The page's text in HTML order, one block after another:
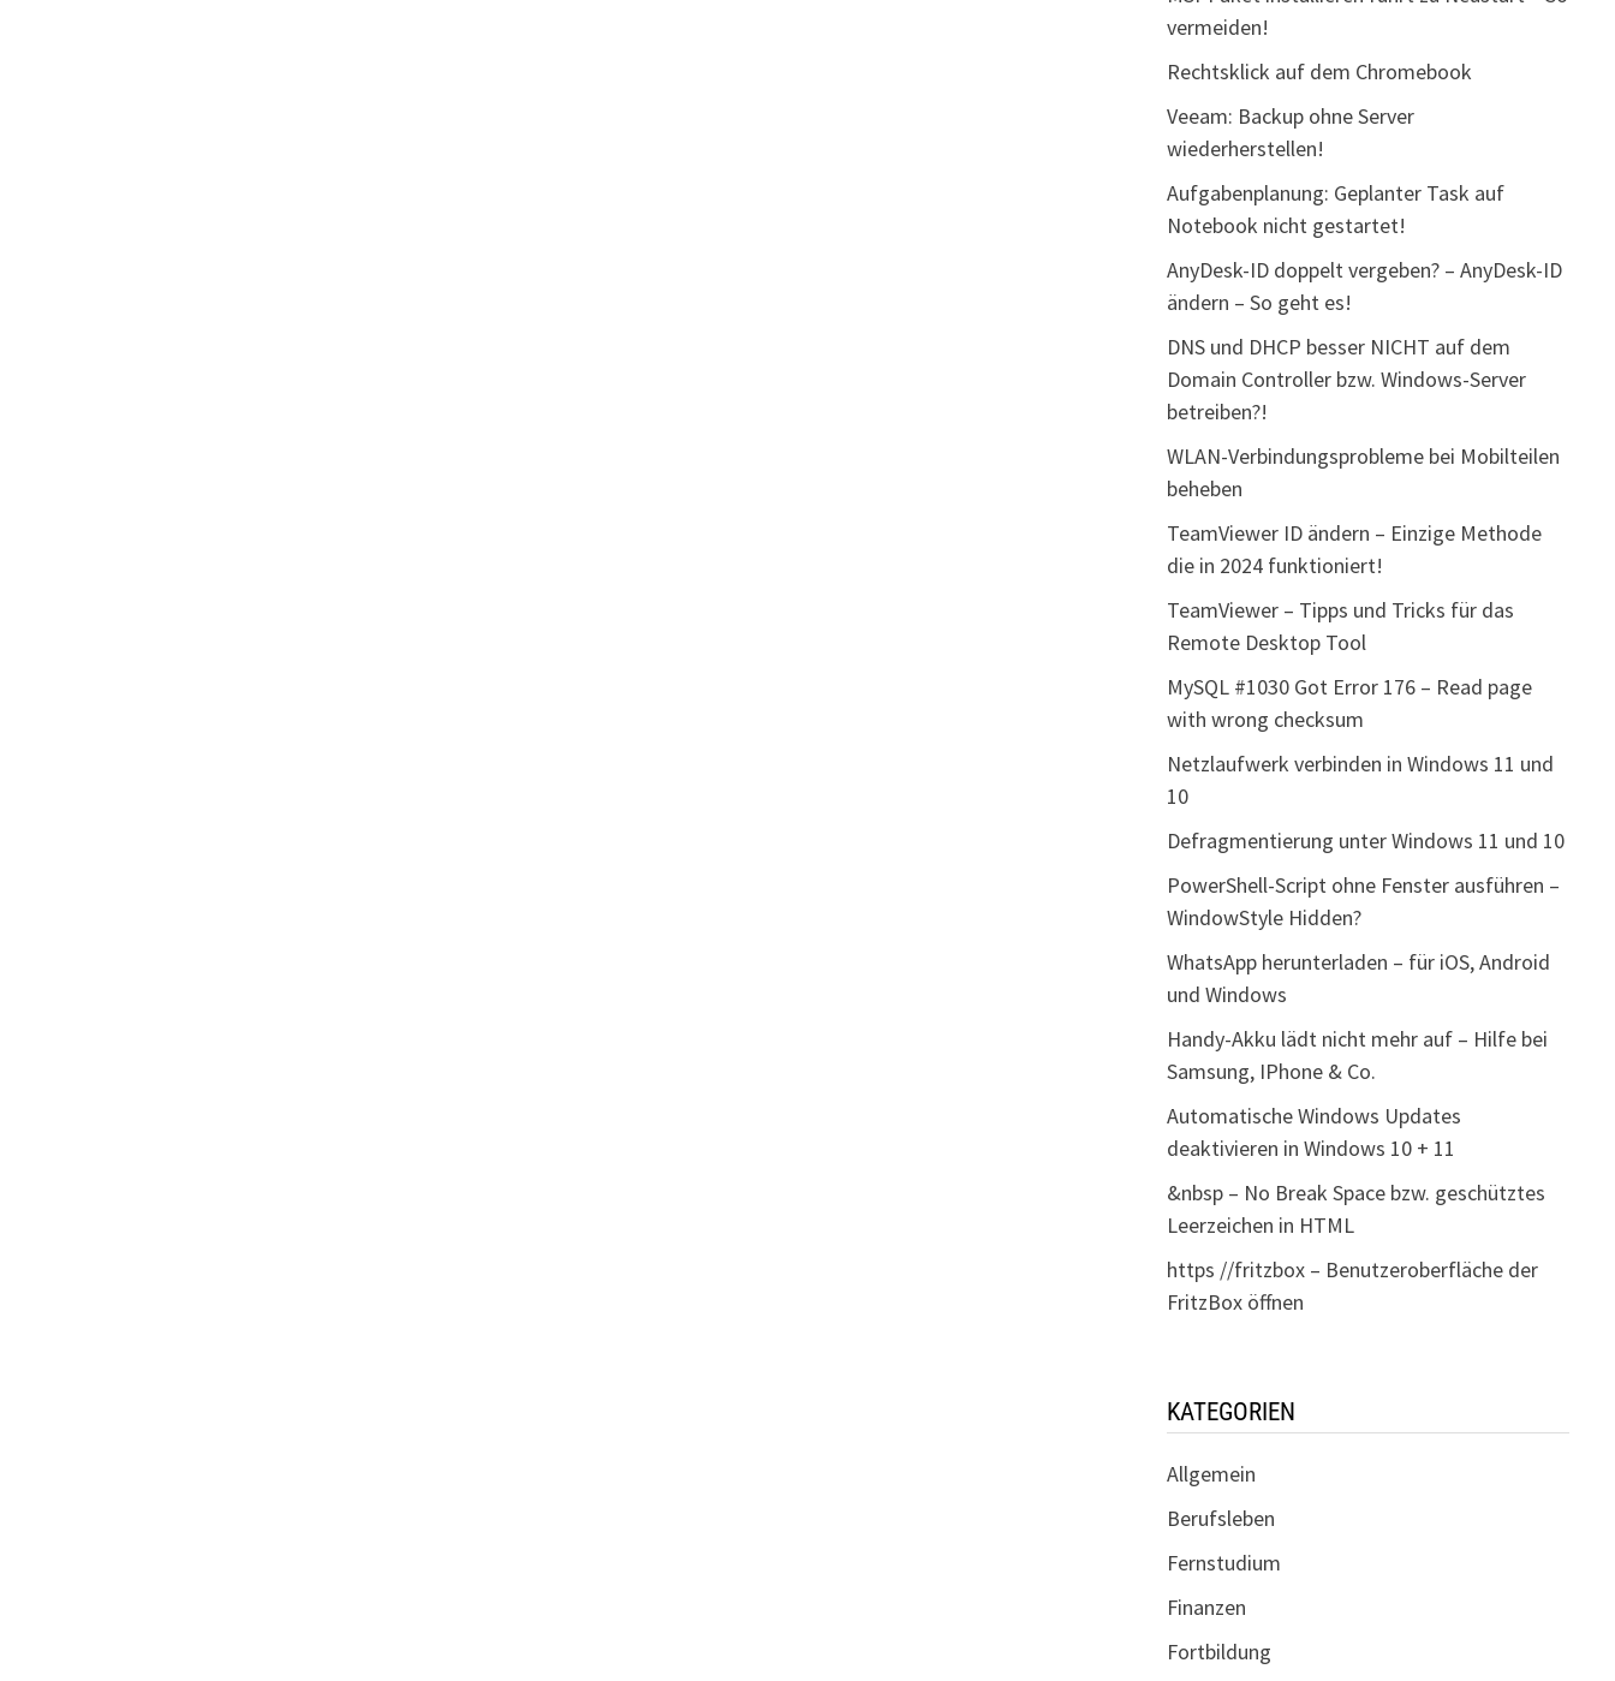
vermeiden!
Rechtsklick auf dem Chromebook
Veeam: Backup ohne Server
wiederherstellen!
Aufgabenplanung: Geplanter Task auf
Notebook nicht gestartet!
AnyDesk-ID doppelt vergeben? – AnyDesk-ID
ändern – So geht es!
DNS und DHCP besser NICHT auf dem
Domain Controller bzw. Windows-Server
betreiben?!
WLAN-Verbindungsprobleme bei Mobilteilen
beheben
TeamViewer ID ändern – Einzige Methode
die in 2024 funktioniert!
TeamViewer – Tipps und Tricks für das
Remote Desktop Tool
MySQL #1030 Got Error 176 – Read page
with wrong checksum
Netzlaufwerk verbinden in Windows 11 und
10
Defragmentierung unter Windows 11 und 10
PowerShell-Script ohne Fenster ausführen –
WindowStyle Hidden?
WhatsApp herunterladen – für iOS, Android
und Windows
Handy-Akku lädt nicht mehr auf – Hilfe bei
Samsung, IPhone & Co.
Automatische Windows Updates
deaktivieren in Windows 10 + 11
&nbsp – No Break Space bzw. geschütztes
Leerzeichen in HTML
https //fritzbox – Benutzeroberfläche der
FritzBox öffnen
KATEGORIEN
Allgemein
Berufsleben
Fernstudium
Finanzen
Fortbildung